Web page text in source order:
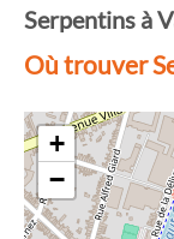
Serpentins à
Où trouver
+
−